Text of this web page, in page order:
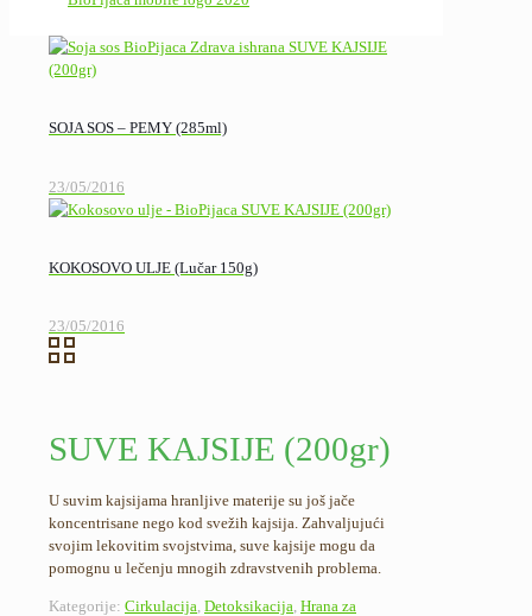
SOJA SOS – PEMY (285ml)
23/05/2016
KOKOSOVO ULJE (Lučar 150g)
23/05/2016
SUVE KAJSIJE (200gr)
U suvim kajsijama hranljive materije su još jače
koncentrisane nego kod svežih kajsija. Zahvaljujući
svojim lekovitim svojstvima, suve kajsije mogu da
pomognu u lečenju mnogih zdravstvenih problema.
Kategorije: Cirkulacija Detoksikacija Hrana za